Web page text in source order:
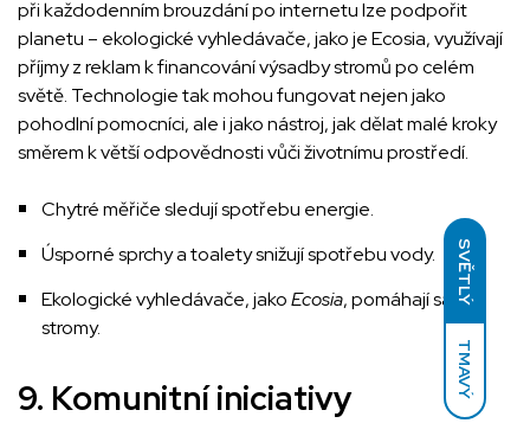
SVĚTLÝ
TMAVÝ
při každodenním brouzdání po internetu lze podpořit
planetu – ekologické vyhledávače, jako je Ecosia, využívají
příjmy z reklam k financování výsadby stromů po celém
světě. Technologie tak mohou fungovat nejen jako
pohodlní pomocníci, ale i jako nástroj, jak dělat malé kroky
směrem k větší odpovědnosti vůči životnímu prostředí.
Chytré měřiče sledují spotřebu energie.
Úsporné sprchy a toalety snižují spotřebu vody.
Ekologické vyhledávače, jakoEcosia, pomáhají sázet
stromy.
9. Komunitní iniciativy